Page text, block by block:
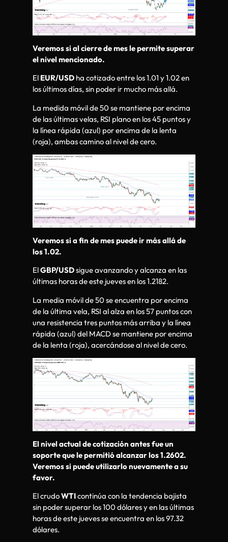
Veremos si al cierre de mes le permite superar
el nivel mencionado.
El EUR/USD ha cotizado entre los 1.01 y 1.02 en
los últimos días, sin poder ir mucho más allá.
La medida móvil de 50 se mantiene por encima
de las últimas velas, RSI plano en los 45 puntos y
la línea rápida (azul) por encima de la lenta
(roja), ambas camino al nivel de cero.
Veremos si a fin de mes puede ir más allá de
los 1.02.
ElGBP/USDsigue avanzando y alcanza en las
últimas horas de este jueves en los 1.2182.
La media móvil de 50 se encuentra por encima
de la última vela, RSI al alza en los 57 puntos con
una resistencia tres puntos más arriba y la línea
rápida (azul) del MACD se mantiene por encima
de la lenta (roja), acercándose al nivel de cero.
El nivel actual de cotización antes fue un
soporte que le permitió alcanzar los 1.2602.
Veremos si puede utilizarlo nuevamente a su
favor.
El crudoWTIcontinúa con la tendencia bajista
sin poder superar los 100 dólares y en las últimas
horas de este jueves se encuentra en los 97.32
dólares.